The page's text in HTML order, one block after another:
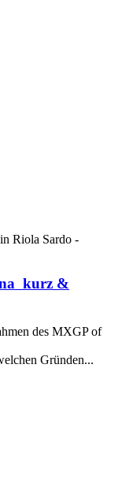
Riola Sardo -
kurz &
des MXGP of
Gründen...